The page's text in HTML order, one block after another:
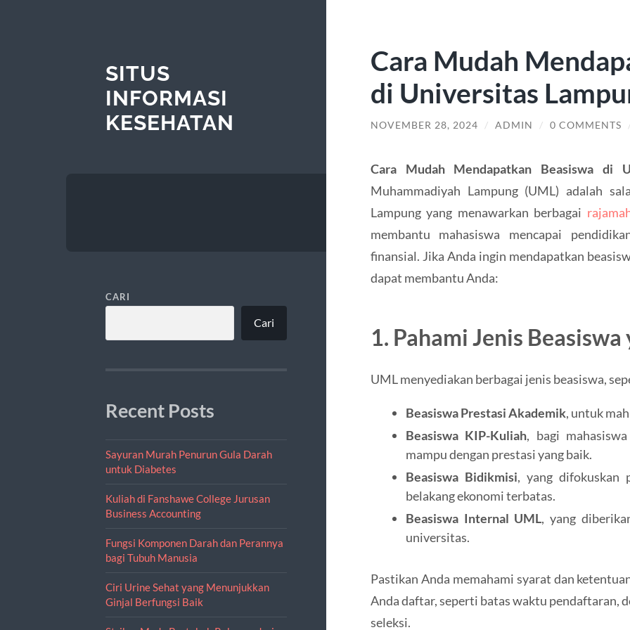
SITUS
INFORMASI
KESEHATAN
CARI
Cari
Recent Posts
Sayuran Murah Penurun Gula Darah
untuk Diabetes
Kuliah di Fanshawe College Jurusan
Business Accounting
Fungsi Komponen Darah dan Perannya
bagi Tubuh Manusia
Ciri Urine Sehat yang Menunjukkan
Ginjal Berfungsi Baik
Cara Mudah
di Universitas
NOVEMBER 28, 2024 / ADMIN / 0 COMMENTS
Cara Mudah Mendapatkan Beasiswa di
Muhammadiyah Lampung (UML) adalah
Lampung yang menawarkan berbagai
membantu mahasiswa mencapai
finansial. Jika Anda ingin mendapatkan
dapat membantu Anda:
1. Pahami Jenis Beasiswa
UML menyediakan berbagai jenis beasiswa,
Beasiswa Prestasi Akademik, untuk
Beasiswa KIP-Kuliah, bagi
mampu dengan prestasi yang baik.
Beasiswa Bidikmisi, yang difokuskan
belakang ekonomi terbatas.
Beasiswa Internal UML, yang
universitas.
Pastikan Anda memahami syarat dan
Anda daftar, seperti batas waktu pendaftaran,
seleksi.